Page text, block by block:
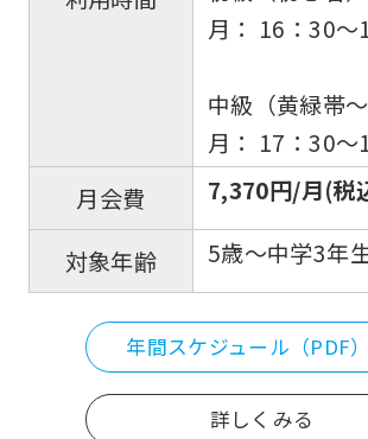
月： 16：30〜
中級（黄緑帯〜
月： 17：30〜
月会費
7,370円/月(税
対象年齢 5歳～中学3年
年間スケジュール（PDF）
詳しくみる